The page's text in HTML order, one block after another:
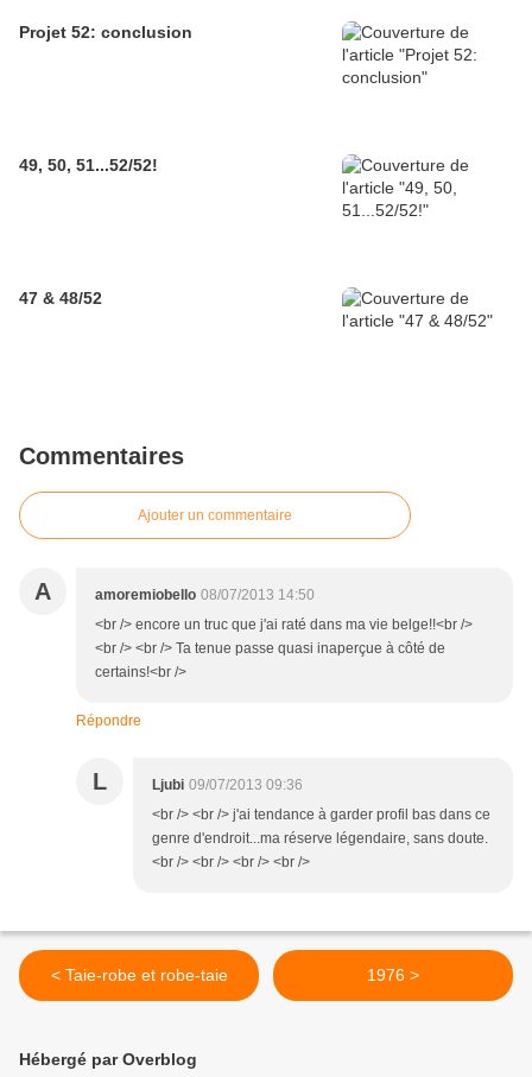
Projet 52: conclusion
49, 50, 51...52/52!
47 & 48/52
Commentaires
Ajouter un commentaire
A amoremiobello 08/07/2013 14:50
<br /> encore un truc que j'ai raté dans ma vie belge!!<br />
<br /> <br /> Ta tenue passe quasi inaperçue à côté de
certains!<br />
Répondre
L Ljubi 09/07/2013 09:36
<br /> <br /> j'ai tendance à garder profil bas dans ce
genre d'endroit...ma réserve légendaire, sans doute.
<br /> <br /> <br /> <br />
< Taie-robe et robe-taie 1976 >
Hébergé par Overblog